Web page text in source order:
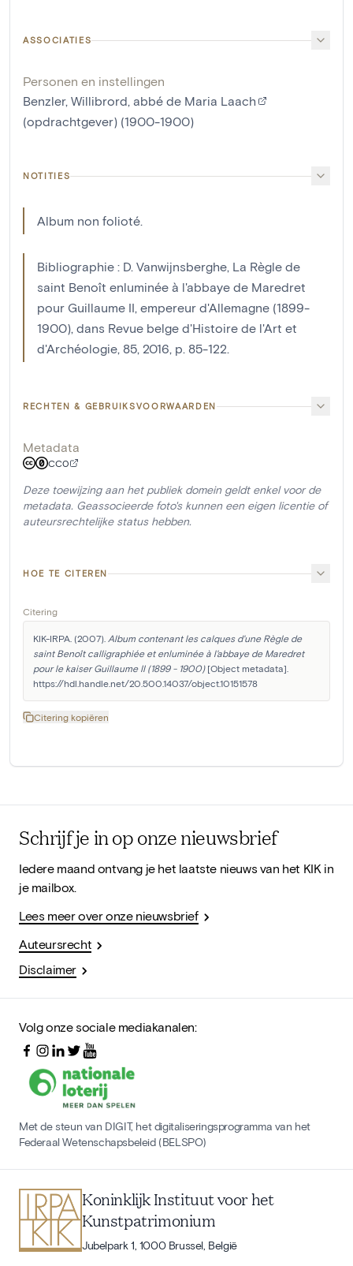
ASSOCIATIES
Personen en instellingen
Benzler, Willibrord, abbé de Maria Laach
(opdrachtgever) (1900-1900)
NOTITIES
Album non folioté.
Bibliographie : D. Vanwijnsberghe, La Règle de
saint Benoît enluminée à l'abbaye de Maredret
pour Guillaume II, empereur d'Allemagne (1899-
1900), dans Revue belge d'Histoire de l'Art et
d'Archéologie, 85, 2016, p. 85-122.
RECHTEN & GEBRUIKSVOORWAARDEN
Metadata
CC0
Deze toewijzing aan het publiek domein geldt enkel voor de
metadata. Geassocieerde foto's kunnen een eigen licentie of
auteursrechtelijke status hebben.
HOE TE CITEREN
Citering
KIK-IRPA. (2007). Album contenant les calques d'une Règle de
saint Benoît calligraphiée et enluminée à l'abbaye de Maredret
pour le kaiser Guillaume II (1899 - 1900) [Object metadata].
https://hdl.handle.net/20.500.14037/object.10151578
Citering kopiëren
Schrijf je in op onze nieuwsbrief
Iedere maand ontvang je het laatste nieuws van het KIK in
je mailbox.
Lees meer over onze nieuwsbrief
Auteursrecht
Disclaimer
Volg onze sociale mediakanalen:
Met de steun van DIGIT, het digitaliseringsprogramma van het
Federaal Wetenschapsbeleid (BELSPO)
Koninklijk Instituut voor het
Kunstpatrimonium
Jubelpark 1, 1000 Brussel, België